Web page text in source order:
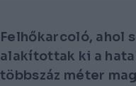
Felhőkarcoló, ahol
alakítottak ki a
többszáz méter